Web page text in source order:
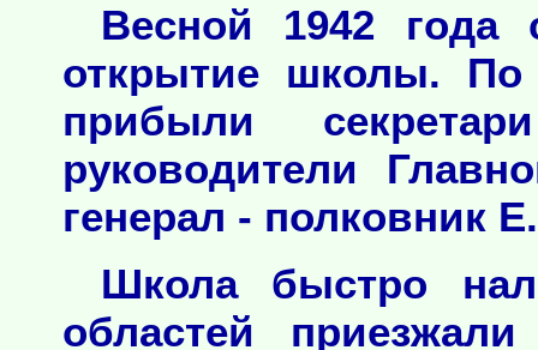
Весной 1942 года
открытие школы.
прибыли
руководители
генерал - полковник
Школа быстро
областей